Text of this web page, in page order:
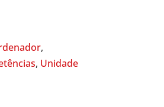
,
, Unidade